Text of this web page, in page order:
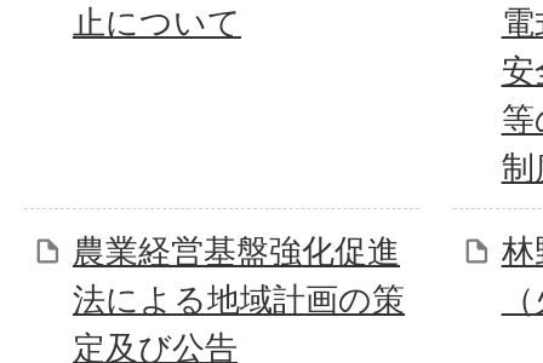
止について
制
農業経営基盤強化促進
法による地域計画の策
定及び公告
林